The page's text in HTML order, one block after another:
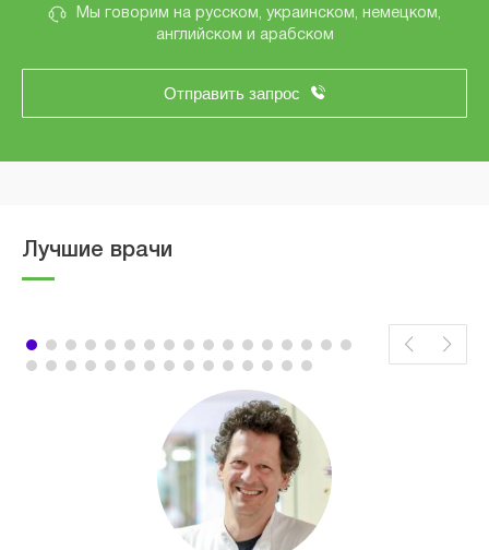
Мы говорим на русском, украинском, немецком,
английском и арабском
Отправить запрос
Лучшие врачи